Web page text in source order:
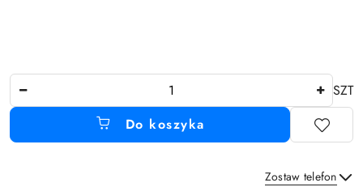
SZT
Do koszyka
Zostaw telefon